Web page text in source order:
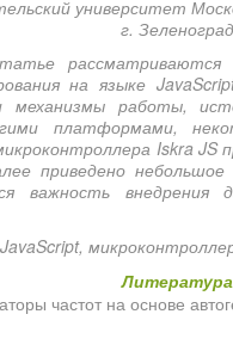
университет
г. Зеленоград
рассматриваются
на языке
механизмы работы,
платформами,
Iskra JS
приведено
важность внедрения
Литература
частот на основе